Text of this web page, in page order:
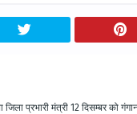
जिला प्रभारी मंत्री 12 दिसम्बर को